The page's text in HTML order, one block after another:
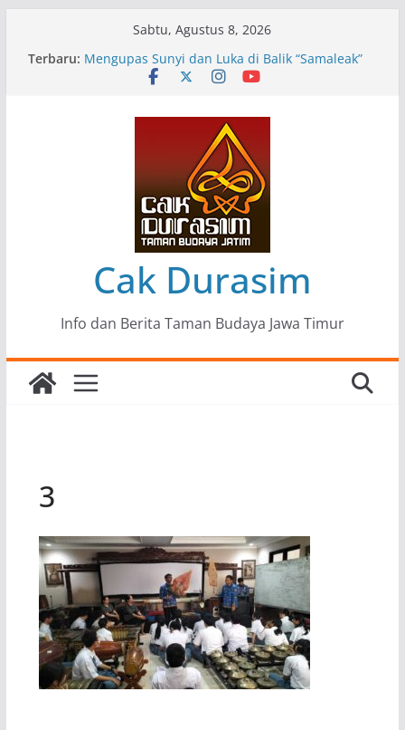
Sabtu, Agustus 8, 2026
Terbaru: Pameran Lukisan Komunitas Patria Seni Rupa
Kota Blitar : Ketika “Bergerak” Menjadi Mantra
Mengupas Sunyi dan Luka di Balik “Samaleak”
Menjaga Marwah Seni dan Budaya: Catatan
Kunjungan Kerja Ir. Bambang Haryo Soekartono
(BHS) Anggota DPR RI ke Taman Budaya Jawa
Pameran Tunggal 35 Karya Agus Koecink
“Tumbang Tambang”, Ungkapan Kritis Tentang
Derita Pekerja Pertambangan
Cak Durasim
Info dan Berita Taman Budaya Jawa Timur
3